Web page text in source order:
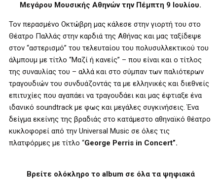
Μεγάρου Μουσικής Αθηνών την Πέμπτη 9 Ιουλίου.
Τον περασμένο Οκτώβρη μας κάλεσε στην γιορτή του στο
Θέατρο Παλλάς στην καρδιά της Αθήνας και μας ταξίδεψε
στον “αστερισμό” του τελευταίου του πολυσυλλεκτικού του
άλμπουμ με τίτλο “Μαζί ή κανείς” – που είναι και ο τίτλος
της συναυλίας του – αλλά και στο σύμπαν των παλιότερων
τραγουδιών του συνδυάζοντάς τα με ελληνικές και διεθνείς
επιτυχίες που αγαπάει να τραγουδάει και μας έφτιαξε ένα
ιδανικό soundtrack με φως και μεγάλες συγκινήσεις. Ένα
δείγμα εκείνης της βραδιάς στο κατάμεστο αθηναϊκό θέατρο
κυκλοφορεί από την Universal Music σε όλες τις
πλατφόρμες με τίτλο “George Perris in Concert”.
Βρείτε ολόκληρο το albumσε όλα τα ψηφιακά